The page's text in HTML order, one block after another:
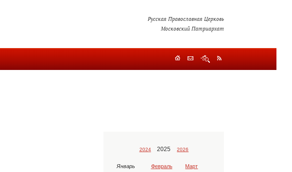
Русская Православная Церковь
Московский Патриархат
2024 2025 2026
Январь Февраль Март